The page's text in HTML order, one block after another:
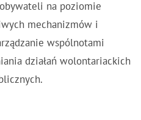
na poziomie
mechanizmów i
wspólnotami
działań wolontariackich